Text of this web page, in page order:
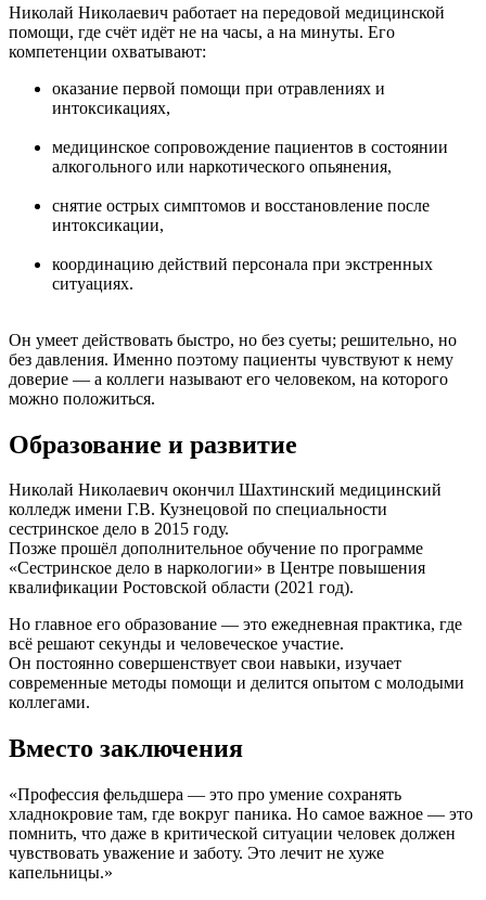
Николай Николаевич работает на передовой медицинской
помощи, где счёт идёт не на часы, а на минуты. Его
компетенции охватывают:
оказание первой помощи при отравлениях и
интоксикациях,
медицинское сопровождение пациентов в состоянии
алкогольного или наркотического опьянения,
снятие острых симптомов и восстановление после
интоксикации,
координацию действий персонала при экстренных
ситуациях.
Он умеет действовать быстро, но без суеты; решительно, но
без давления. Именно поэтому пациенты чувствуют к нему
доверие — а коллеги называют его человеком, на которого
можно положиться.
Образование и развитие
Николай Николаевич окончил Шахтинский медицинский
колледж имени Г.В. Кузнецовой по специальности
сестринское дело в 2015 году.
Позже прошёл дополнительное обучение по программе
«Сестринское дело в наркологии» в Центре повышения
квалификации Ростовской области (2021 год).
Но главное его образование — это ежедневная практика, где
всё решают секунды и человеческое участие.
Он постоянно совершенствует свои навыки, изучает
современные методы помощи и делится опытом с молодыми
коллегами.
Вместо заключения
«Профессия фельдшера — это про умение сохранять
хладнокровие там, где вокруг паника. Но самое важное — это
помнить, что даже в критической ситуации человек должен
чувствовать уважение и заботу. Это лечит не хуже
капельницы.»